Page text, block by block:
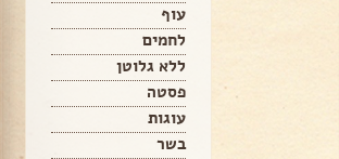
עוף
לחמים
ללא גלוטן
פסטה
עוגות
בשר